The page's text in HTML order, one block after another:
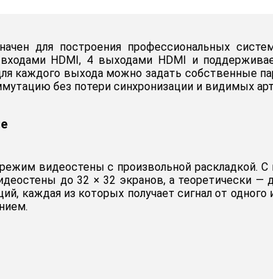
для построения профессиональных
HDMI, 4 выходами HDMI и
каждого выхода можно задать собственные
без потери синхронизации и видимых
видеостены с произвольной раскладкой.
до 32 × 32 экранов, а теоретически
каждая из которых получает сигнал от